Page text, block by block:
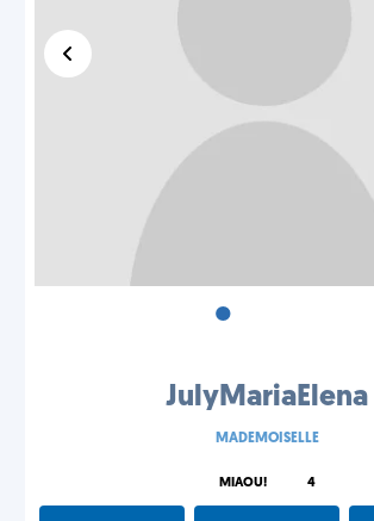
•
JulyMariaElena
MADEMOISELLE
MIAOU! 4